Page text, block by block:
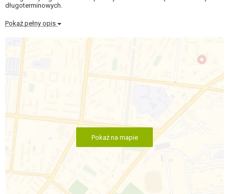
długoterminowych.
Pokaż pełny opis
Pokaż na mapie